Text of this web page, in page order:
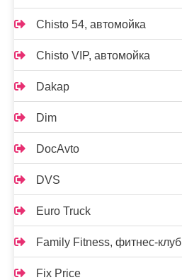
Chisto 54, автомойка
Chisto VIP, автомойка
Dakap
Dim
DocAvto
DVS
Euro Truck
Family Fitness, фитнес-клуб
Fix Price